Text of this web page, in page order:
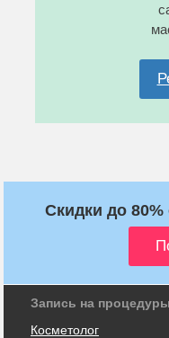
Скидки до
Запись на
Косметолог